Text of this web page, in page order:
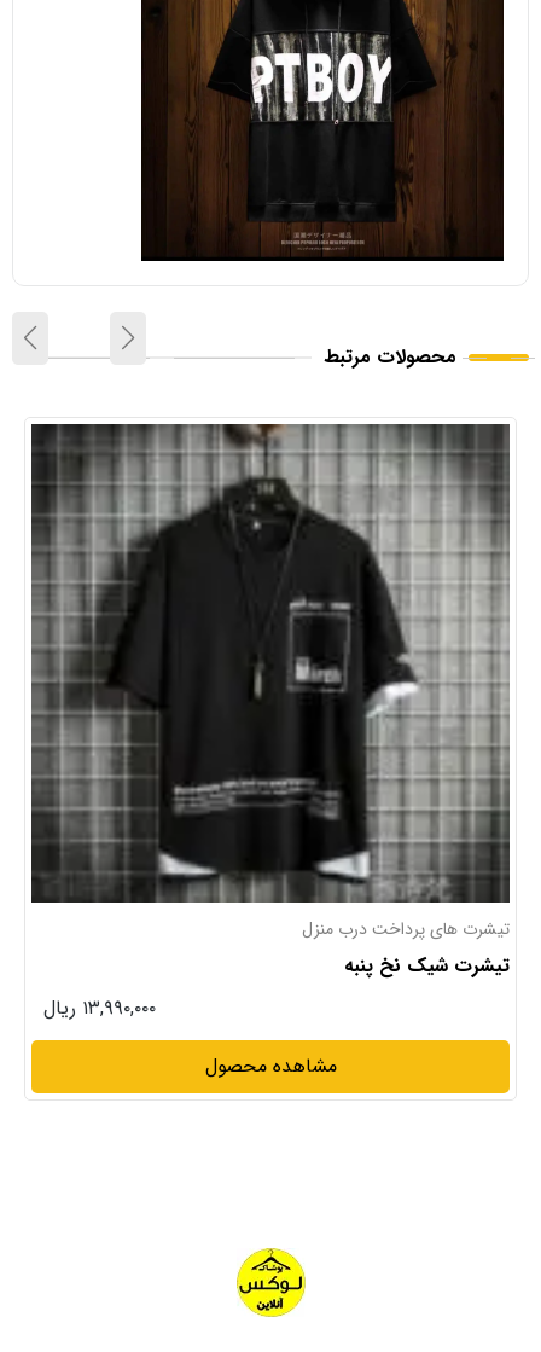
محصولات مرتبط
تیشرت
تیشرت کلاه دار خاص
۱۴,۹۹۰,۰۰۰ ریال
مشاهده محصول